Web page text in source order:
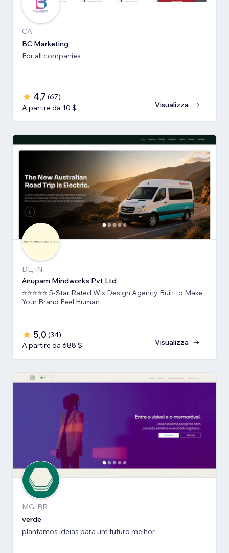
CA
BC Marketing
For all companies
4,7 (67)
A partire da 10 $
Visualizza
DL, IN
Anupam Mindworks Pvt Ltd
⭐⭐⭐⭐⭐ 5-Star Rated Wix Design Agency Built to Make
Your Brand Feel Human
5,0 (34)
A partire da 688 $
Visualizza
MG, BR
verde
plantamos ideias para um futuro melhor.